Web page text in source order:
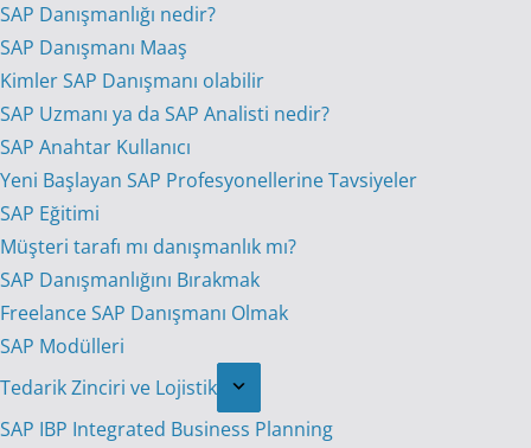
SAP Danışmanlığı nedir?
SAP Danışmanı Maaş
Kimler SAP Danışmanı olabilir
SAP Uzmanı ya da SAP Analisti nedir?
SAP Anahtar Kullanıcı
Yeni Başlayan SAP Profesyonellerine Tavsiyeler
SAP Eğitimi
Müşteri tarafı mı danışmanlık mı?
SAP Danışmanlığını Bırakmak
Freelance SAP Danışmanı Olmak
SAP Modülleri
Tedarik Zinciri ve Lojistik
SAP IBP Integrated Business Planning